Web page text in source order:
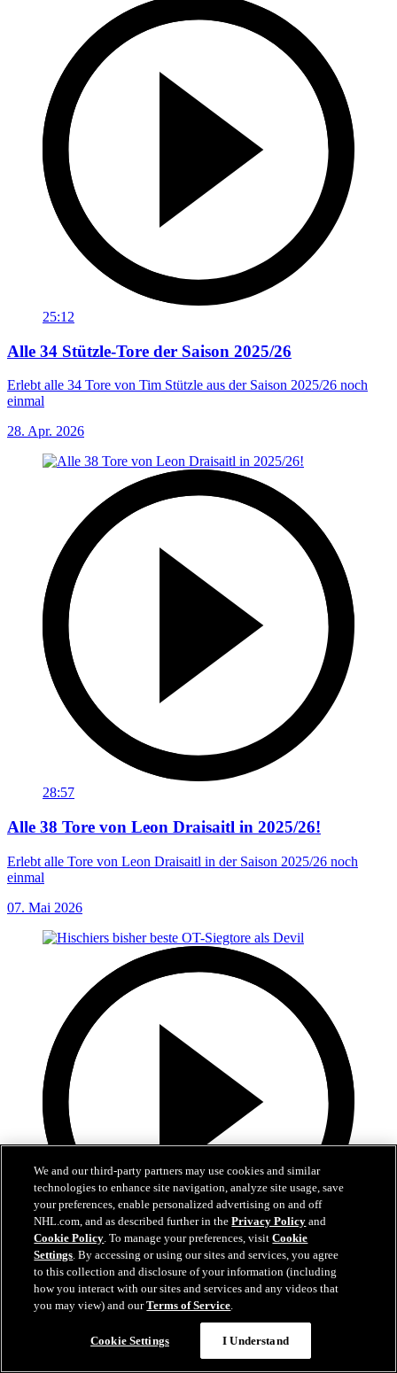
25:12
Alle 34 Stützle-Tore der Saison 2025/26
Erlebt alle 34 Tore von Tim Stützle aus der Saison 2025/26 noch
einmal
28. Apr. 2026
28:57
Alle 38 Tore von Leon Draisaitl in 2025/26!
Erlebt alle Tore von Leon Draisaitl in der Saison 2025/26 noch
einmal
07. Mai 2026
5:34
Hischiers bisher beste OT-Siegtore als Devil
Hischiers entscheidende Momente bleiben in New Jersey
We and our third-party partners may use cookies and similar
technologies to enhance site navigation, analyze site usage, save
your preferences, enable personalized advertising on and off
NHL.com, and as described further in thePrivacy Policy and
Cookie Policy. To manage your preferences, visitCookie
Settings. By accessing or using our sites and services, you agree
to this collection and disclosure of your information (including
how you interact with our sites and services and any videos that
you may view) and ourTerms of Service.
Cookie Settings I Understand